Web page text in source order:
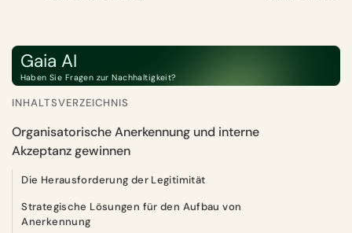
Gaia AI
Haben Sie Fragen zur Nachhaltigkeit?
INHALTSVERZEICHNIS
Organisatorische Anerkennung und interne
Akzeptanz gewinnen
Die Herausforderung der Legitimität
Strategische Lösungen für den Aufbau von
Anerkennung